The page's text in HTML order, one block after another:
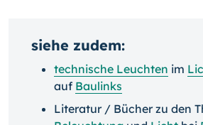
siehe zudem:
technische Leuchten im
auf Baulinks
Literatur / Bücher zu den